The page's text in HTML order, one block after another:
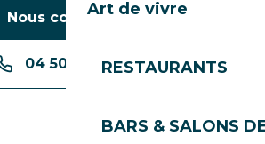
Art de vivre
RESTAURANTS
BARS & SALONS
Nous contacter
04 50 74 74 74